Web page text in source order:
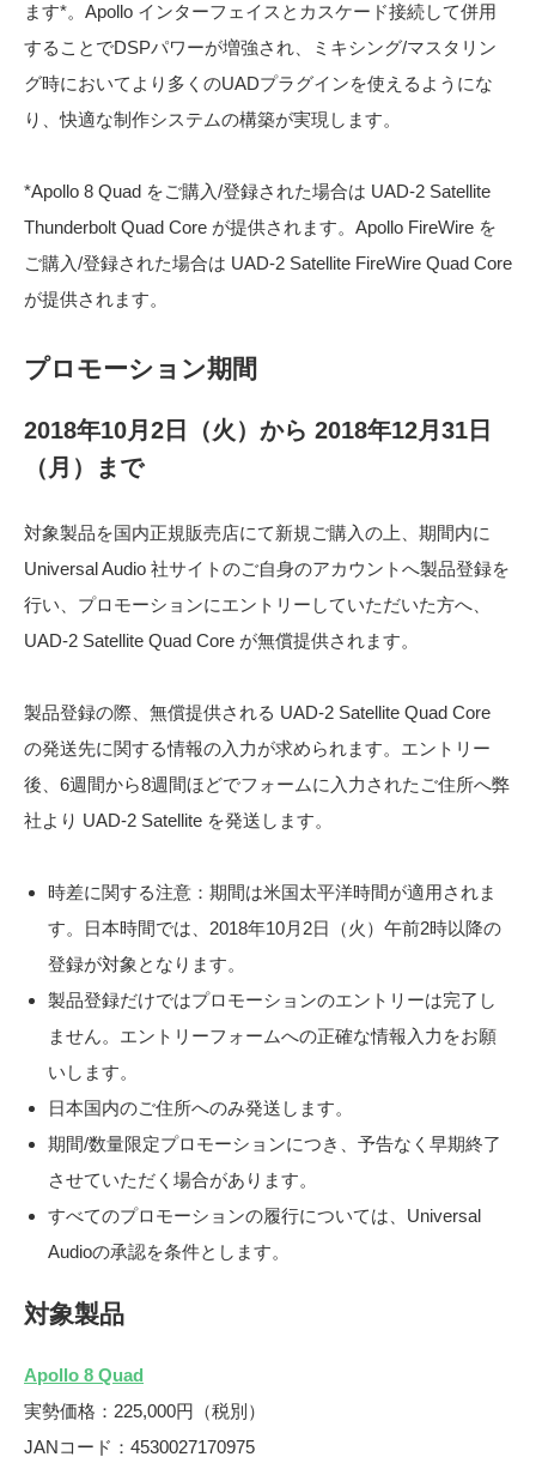
ます*。Apollo インターフェイスとカスケード接続して併用
することでDSPパワーが増強され、ミキシング/マスタリン
グ時においてより多くのUADプラグインを使えるようにな
り、快適な制作システムの構築が実現します。
*Apollo 8 Quad をご購入/登録された場合は UAD-2 Satellite
Thunderbolt Quad Core が提供されます。Apollo FireWire を
ご購入/登録された場合は UAD-2 Satellite FireWire Quad Core
が提供されます。
プロモーション期間
2018年10月2日（火）から 2018年12月31日
（月）まで
対象製品を国内正規販売店にて新規ご購入の上、期間内に
Universal Audio 社サイトのご自身のアカウントへ製品登録を
行い、プロモーションにエントリーしていただいた方へ、
UAD-2 Satellite Quad Core が無償提供されます。
製品登録の際、無償提供される UAD-2 Satellite Quad Core
の発送先に関する情報の入力が求められます。エントリー
後、6週間から8週間ほどでフォームに入力されたご住所へ弊
社より UAD-2 Satellite を発送します。
時差に関する注意：期間は米国太平洋時間が適用されま
す。日本時間では、2018年10月2日（火）午前2時以降の
登録が対象となります。
製品登録だけではプロモーションのエントリーは完了し
ません。エントリーフォームへの正確な情報入力をお願
いします。
日本国内のご住所へのみ発送します。
期間/数量限定プロモーションにつき、予告なく早期終了
させていただく場合があります。
すべてのプロモーションの履行については、Universal
Audioの承認を条件とします。
対象製品
Apollo 8 Quad
実勢価格：225,000円（税別）
JANコード：4530027170975